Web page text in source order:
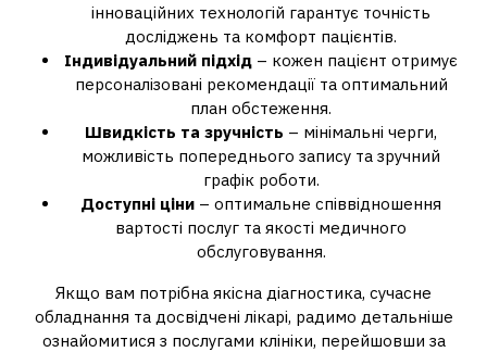
інноваційних технологій гарантує точність
досліджень та комфорт пацієнтів.
Індивідуальний підхід – кожен пацієнт отримує
персоналізовані рекомендації та оптимальний
план обстеження.
Швидкість та зручність – мінімальні черги,
можливість попереднього запису та зручний
графік роботи.
Доступні ціни – оптимальне співвідношення
вартості послуг та якості медичного
обслуговування.
Якщо вам потрібна якісна діагностика, сучасне
обладнання та досвідчені лікарі, радимо детальніше
ознайомитися з послугами клініки, перейшовши за